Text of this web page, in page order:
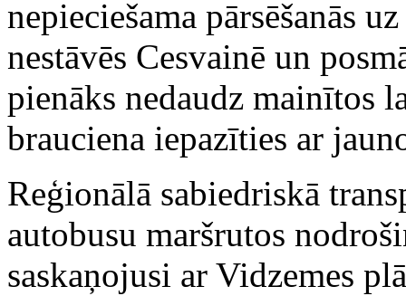
nepieciešama pārsēšanās
nestāvēs Cesvainē un
pienāks nedaudz mainītos
brauciena iepazīties ar
Reģionālā sabiedriskā
autobusu maršrutos
saskaņojusi ar Vidzemes